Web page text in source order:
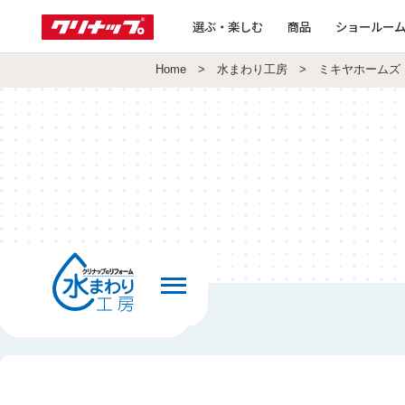
選ぶ・楽しむ 商品 ショールー
Home > 水まわり工房 > ミキヤホームズ
前の画面へ戻る